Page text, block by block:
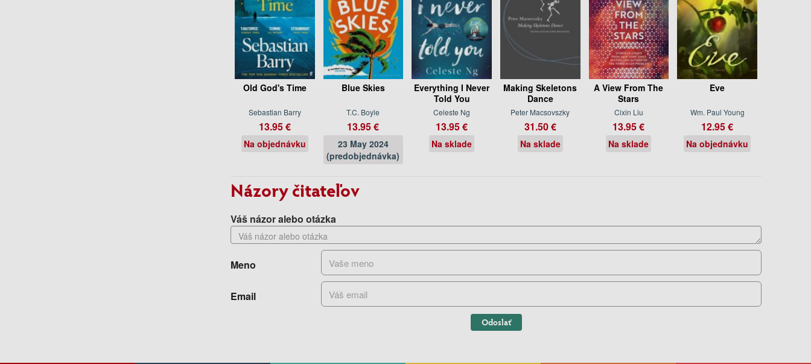
Old God's Time
Sebastian Barry
13.95 €
Na objednávku
Blue Skies
T.C. Boyle
13.95 €
23 May 2024
(predobjednávka)
Everything I Never
Told You
Celeste Ng
13.95 €
Na sklade
Making Skeletons
Dance
Peter Macsovszky
31.50 €
Na sklade
A View From The
Stars
Cixin Liu
13.95 €
Na sklade
Eve
Wm. Paul Young
12.95 €
Na objednávku
Názory čitateľov
Váš názor alebo otázka
Meno
Email
Odoslať